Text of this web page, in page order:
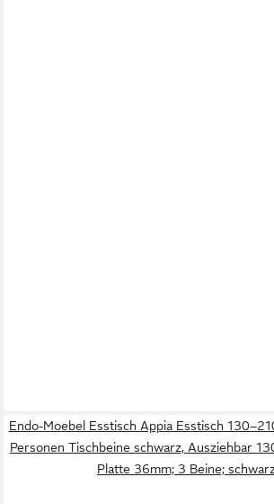
Endo-Moebel Esstisch Appia Esstisch
Personen Tischbeine schwarz, Ausziehbar
Platte 36mm; 3 Beine;